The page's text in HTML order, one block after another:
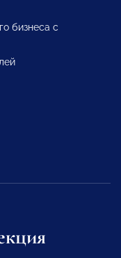
бизнеса с